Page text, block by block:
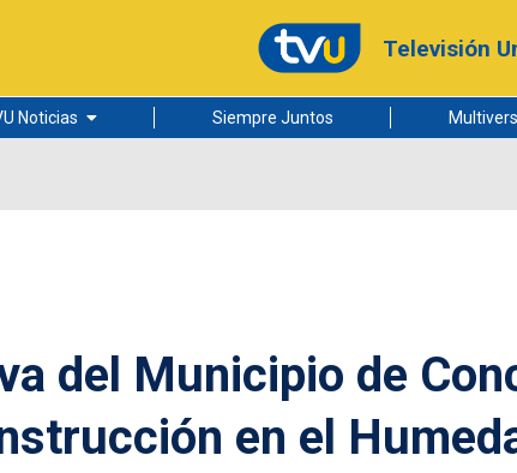
Televisión
Noticias Siempre Juntos
del Municipio de
en el